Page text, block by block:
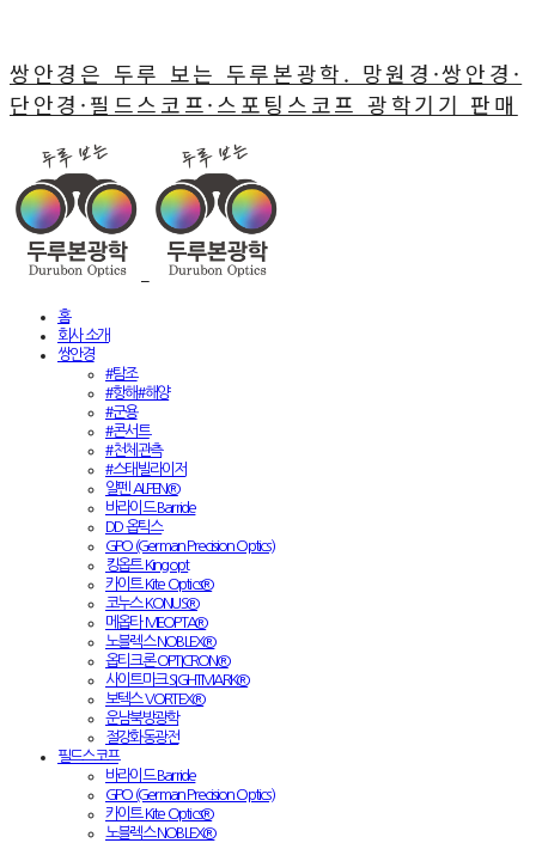
쌍안경은 두루 보는 두루본광학. 망원경·쌍안경·
단안경·필드스코프·스포팅스코프 광학기기 판매
홈
회사 소개
쌍안경
#탐조
#항해#해양
#군용
#콘서트
#천체관측
#스태빌라이저
알펜 ALPEN®
바라이드 Barride
DD 옵틱스
GPO (German Precision Optics)
킹옵트 Kingopt
카이트 Kite Optics®
코누스 KONUS®
메옵타 MEOPTA®
노블렉스 NOBLEX®
옵티크론 OPTICRON®
사이트마크 SIGHTMARK®
보텍스 VORTEX®
운남북방광학
절강화동광전
필드스코프
바라이드 Barride
GPO (German Precision Optics)
카이트 Kite Optics®
노블렉스 NOBLEX®